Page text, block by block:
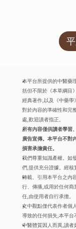
本平台所提供的中醫藥
括但不限於《本草綱目
經典著作,以及《中藥學
對於內容的準確性和完
處,歡迎讀者指正。
所有內容僅供讀者學習
廣告宣傳。本平台不對
損害承擔責任。
我們尊重知識產權。如
們,提供充分證據。經核
轉載、引用本平台之內
行、傳播,或用於任何商
任,由使用者自行承擔。
文中觀點僅代表作者個
導致的任何損失,本平台
中醫體質因人而異,讀